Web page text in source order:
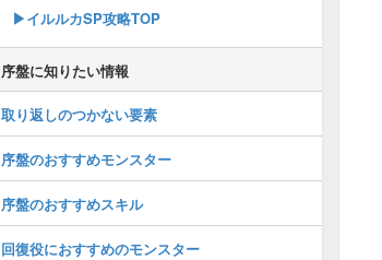
▶︎イルルカSP攻略TOP
序盤に知りたい情報
取り返しのつかない要素
序盤のおすすめモンスター
序盤のおすすめスキル
回復役におすすめのモンスター